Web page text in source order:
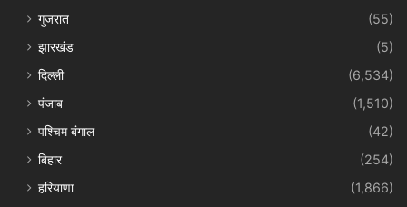
गुजरात
(55)
झारखंड
(5)
दिल्ली
(6,534)
पंजाब
(1,510)
पश्चिम बंगाल
(42)
बिहार
(254)
हरियाणा
(1,866)